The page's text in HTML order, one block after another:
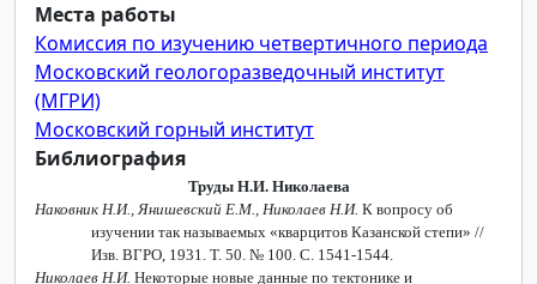
Места работы
Комиссия по изучению четвертичного периода
Московский геологоразведочный институт
(МГРИ)
Московский горный институт
Библиография
Труды Н.И. Николаева
Наковник Н.И., Янишевский Е.М., Николаев Н.И. К вопросу об
изучении так называемых «кварцитов Казанской степи» //
Изв. ВГРО, 1931. Т. 50. № 100. С. 1541-1544.
Николаев Н.И. Некоторые новые данные по тектонике и